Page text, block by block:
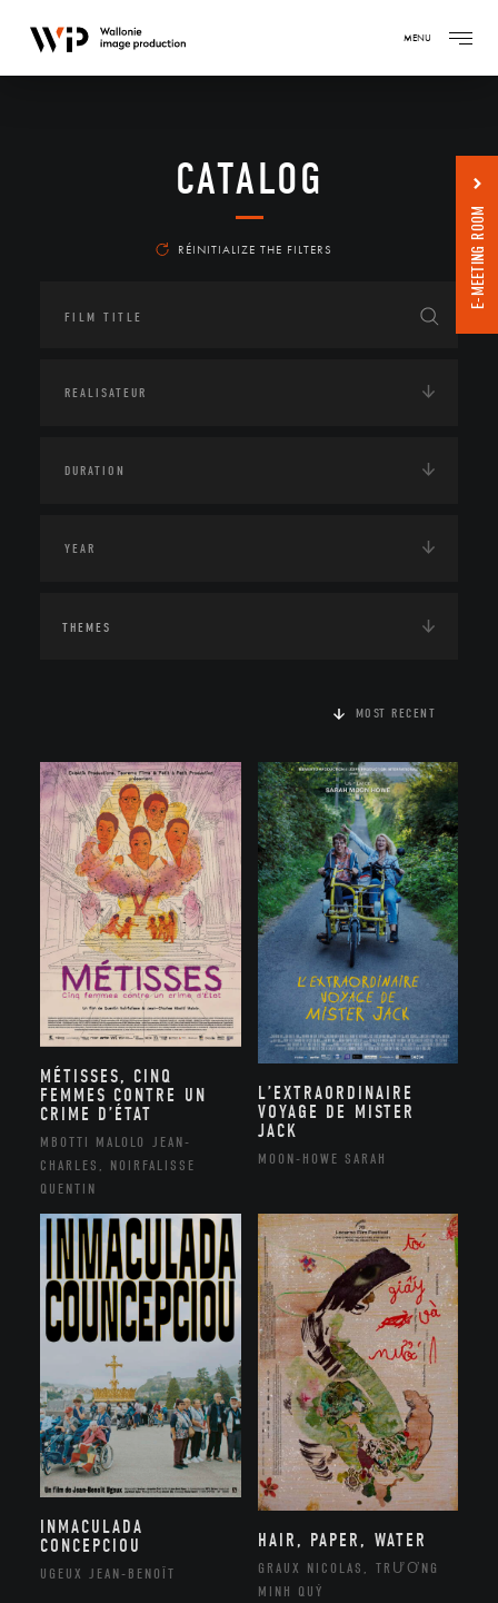
MENU
CATALOG
RÉINITIALIZE THE FILTERS
THEMES
MOST RECENT
MÉTISSES, CINQ
FEMMES CONTRE UN
CRIME D’ÉTAT
MBOTTI MALOLO JEAN-
CHARLES, NOIRFALISSE
QUENTIN
L’EXTRAORDINAIRE
VOYAGE DE MISTER
JACK
MOON-HOWE SARAH
INMACULADA
CONCEPCIOU
UGEUX JEAN-BENOÎT
HAIR, PAPER, WATER
GRAUX NICOLAS, TRƯƠNG
MINH QUÝ
E-MEETING ROOM